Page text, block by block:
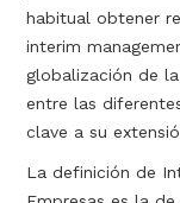
habitual obtener
interim
globalización de
entre las
clave a su
La definición de